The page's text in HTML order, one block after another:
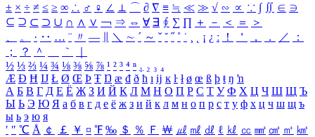
± × ÷ ≠ ≤ ≥ ∞ ∴ ♂ ♀ ∠ ⊥ ⌒ ∂ ∇ ≡ ≒ ≪ ≫ √ ∽ ∝ ∵ ∫ ∬ ∈ ∋
⊆ ⊇ ⊂ ⊃ ∪ ∩ ∧ ∨ ￢ ⇒ ⇔ ∀ ∃ ∮ ∑ ∏ ＋ － ＜ ＝
＞
、
。 · ‥ … ¨ 〃 ― ＼ ∼ ´ ～ ˇ ˘ ˝ ˚ ˙ ¸ ¡ ¿ ː ！ ＇ ， ． ／
：
；
？ ＾ ｀
½ ⅓ ⅔ ¼ ¾ ⅛ ⅜ ⅝ ⅞ ¹ ² ³ ⁴ ⁿ ₁ ₂ ₃ ₄
Æ Ð Ħ Ĳ Ł Ø Œ Þ Ŧ Ŋ æ đ ð ħ ı ĳ ĸ ŀ ł ø œ ß þ ŧ ŋ ŉ
А Б В Г Д Е Ё Ж З И Й К Л М Н О П Р С Т У Ф Х Ц Ч Ш Щ Ъ
Ы Ь Э Ю Я а б в г д е ё ж з и й к л м н о п р с т у ф х ц ч ш щ ъ
ы ь э ю я
′ ″ ℃ Å ￠ ￡ ￥ ¤ ℉ ‰ ＄ ％ Ｆ ￦ ㎕ ㎖ ㎗ ℓ ㎘ ㏄ ㎣ ㎤ ㎥ ㎦